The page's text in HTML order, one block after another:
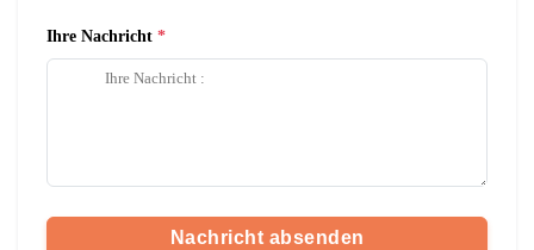
Ihre Nachricht
Nachricht absenden